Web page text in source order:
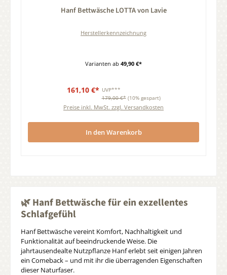
Hanf Bettwäsche LOTTA von Lavie
Herstellerkennzeichnung
Varianten ab 49,90 €*
161,10 €* UVP***
179,00 €* (10% gespart)
Preise inkl. MwSt. zzgl. Versandkosten
In den Warenkorb
🌿 Hanf Bettwäsche für ein exzellentes
Schlafgefühl
Hanf Bettwäsche vereint Komfort, Nachhaltigkeit und
Funktionalität auf beeindruckende Weise. Die
jahrtausendealte Nutzpflanze Hanf erlebt seit einigen Jahren
ein Comeback – und mit ihr die überragenden Eigenschaften
dieser Naturfaser.